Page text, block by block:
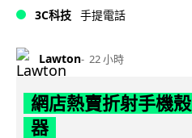
3C科技 手提電話
Lawton 22 小時
網店熱賣折射手機
器